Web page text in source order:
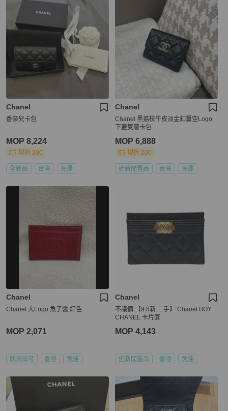
Chanel
香奈兒卡包
MOP 8,224
現折 200
全新品 台灣 免運
Chanel
Chanel 黑荔枝牛皮淡金釦簍空Logo
下蓋雙層卡包
MOP 6,888
現折 200
近新閒置品 台灣 免運
Chanel
Chanel 大Logo 魚子醬 紅色
MOP 2,071
狀況尚可 香港 免運
Chanel
不議價 【9.8新 二手】 Chanel BOY
CHANEL 卡片套
MOP 4,143
近新閒置品 香港 免運